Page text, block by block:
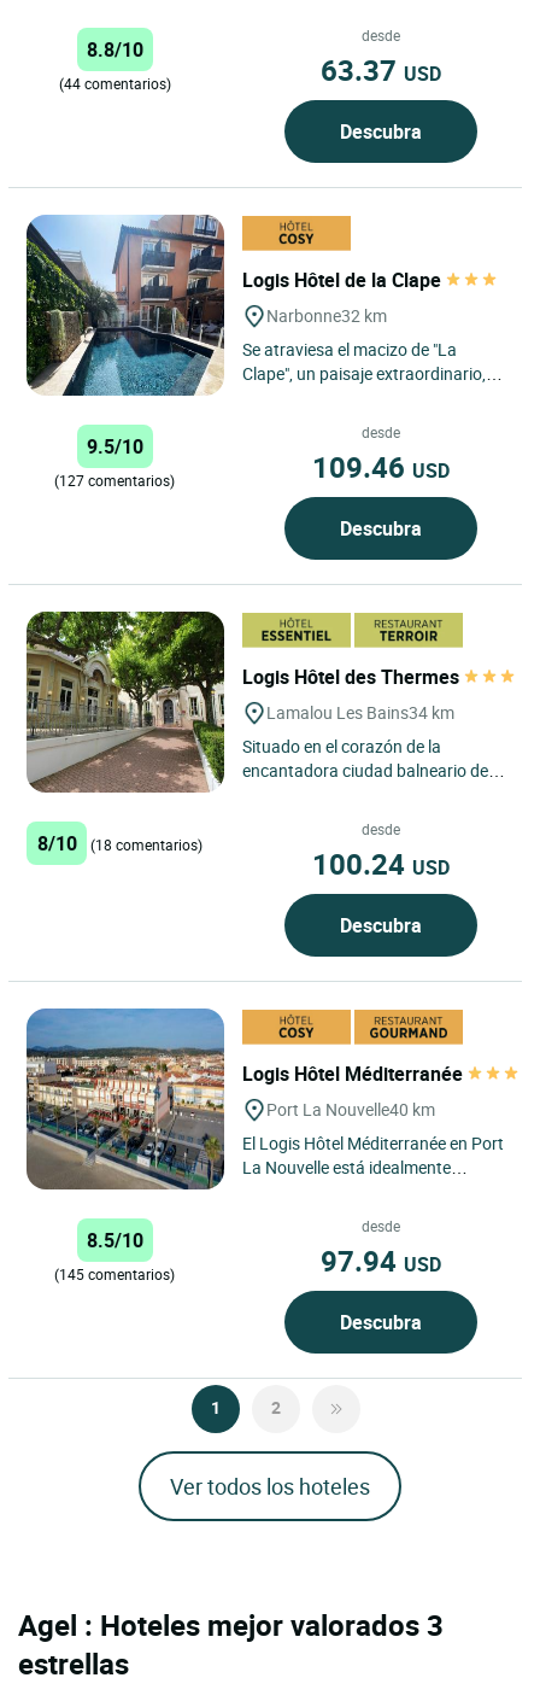
cocina tradicional...
8.8/10
(44 comentarios)
desde
63.37 USD
Descubra
Logis Hôtel de la Clape
Narbonne32 km
Se atraviesa el macizo de "La
Clape", un paisaje extraordinario,
silencioso con una enorme...
9.5/10
(127 comentarios)
desde
109.46 USD
Descubra
Logis Hôtel des Thermes
Lamalou Les Bains34 km
Situado en el corazón de la
encantadora ciudad balneario de
Hérault, el Logis Hôtel...
8/10 (18 comentarios)
desde
100.24 USD
Descubra
Logis Hôtel Méditerranée
Port La Nouvelle40 km
El Logis Hôtel Méditerranée en Port
La Nouvelle está idealmente
vista impresionante...
8.5/10
(145 comentarios)
desde
97.94 USD
Descubra
1 2
Ver todos los hoteles
Agel : Hoteles mejor valorados 3
estrellas